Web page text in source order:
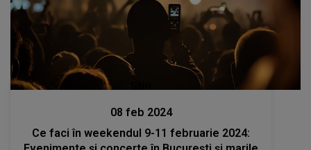
08 feb 2024
Ce faci în weekendul 9-11 februarie 2024: